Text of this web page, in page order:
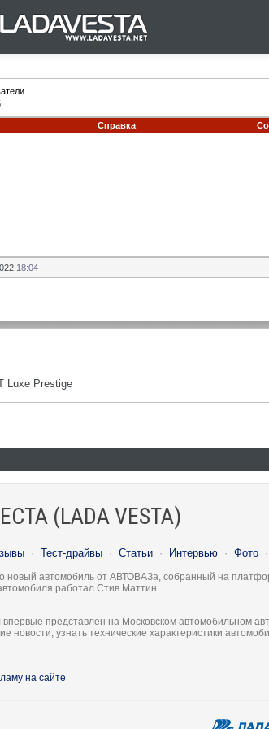
Справка
18:04
Luxe Prestige
(LADA VESTA)
· Тест-драйвы · Статьи · Интервью · Фото ·
новый автомобиль от АВТОВАЗа, собранный на
работал Стив Маттин.
впервые представлен на Московском автомобильном
новости, узнать технические характеристики
на сайте